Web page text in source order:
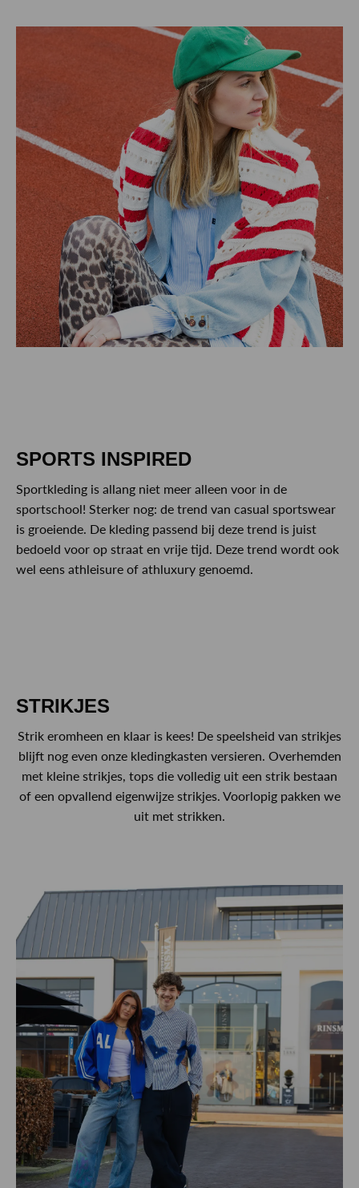
SPORTS INSPIRED
Sportkleding is allang niet meer alleen voor in de
sportschool! Sterker nog: de trend van casual sportswear
is groeiende. De kleding passend bij deze trend is juist
bedoeld voor op straat en vrije tijd. Deze trend wordt ook
wel eens athleisure of athluxury genoemd.
STRIKJES
Strik eromheen en klaar is kees! De speelsheid van strikjes
blijft nog even onze kledingkasten versieren. Overhemden
met kleine strikjes, tops die volledig uit een strik bestaan
of een opvallend eigenwijze strikjes. Voorlopig pakken we
uit met strikken.